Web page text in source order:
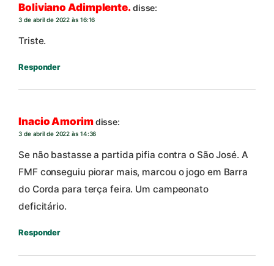
Boliviano Adimplente.disse:
3 de abril de 2022 às 16:16
Triste.
Responder
Inacio Amorimdisse:
3 de abril de 2022 às 14:36
Se não bastasse a partida pifia contra o São José. A
FMF conseguiu piorar mais, marcou o jogo em Barra
do Corda para terça feira. Um campeonato
deficitário.
Responder